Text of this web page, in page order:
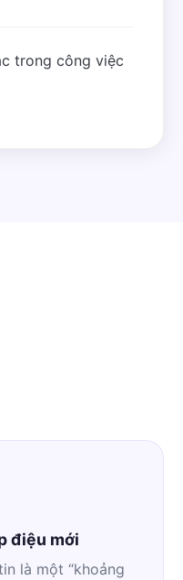
trong công việc
điệu mới
là một “khoảng